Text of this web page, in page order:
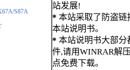
S87A
站发展!
* 本站采取了防盗链
本站说明书。
* 本站说明书大部分
件,请用WINRAR解
点免费下载。